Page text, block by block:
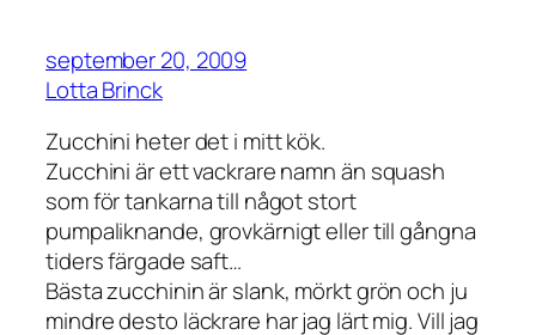
september 20, 2009
Lotta Brinck
Zucchini heter det i mitt kök.
Zucchini är ett vackrare namn än squash
som för tankarna till något stort
pumpaliknande, grovkärnigt eller till gångna
tiders färgade saft…
Bästa zucchinin är slank, mörkt grön och ju
mindre desto läckrare har jag lärt mig. Vill jag